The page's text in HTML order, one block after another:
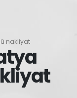
nakliyat